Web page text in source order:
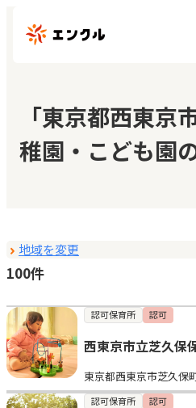
保育園・幼稚園を探す
地図から探す
マイページ
お気に入り
見学日記
「東京都西東京
稚園・こども園
地域を変更
100件
認可保育所 認可
西東京市立芝久保
東京都西東京市芝久保
認可保育所 認可